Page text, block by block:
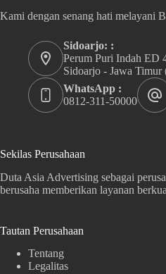
Kami dengan senang hati melayani
Sidoarjo: :
Perum Puri Indah ED
Sidoarjo - Jawa Timur
WhatsApp :
0812-311-50000
Sekilas Perusahaan
Duta Asia Advertising sebagai
berusaha memberikan layanan
Tautan Perusahaan
Tentang
Legalitas